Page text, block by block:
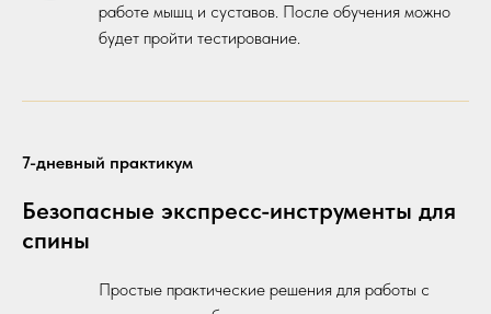
работе мышц и суставов. После обучения можно
будет пройти тестирование.
7-дневный практикум
Безопасные экспресс-инструменты для
спины
Простые практические решения для работы с